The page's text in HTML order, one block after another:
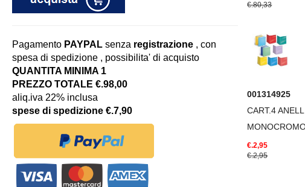
Pagamento PAYPAL senza registrazione , con
spesa di spedizione , possibilita' di acquisto
QUANTITA MINIMA 1
PREZZO TOTALE €.98,00
aliq.iva 22% inclusa
spese di spedizione €.7,90
€.80,33
001314925
CART.4
€.2,95
€.2,95